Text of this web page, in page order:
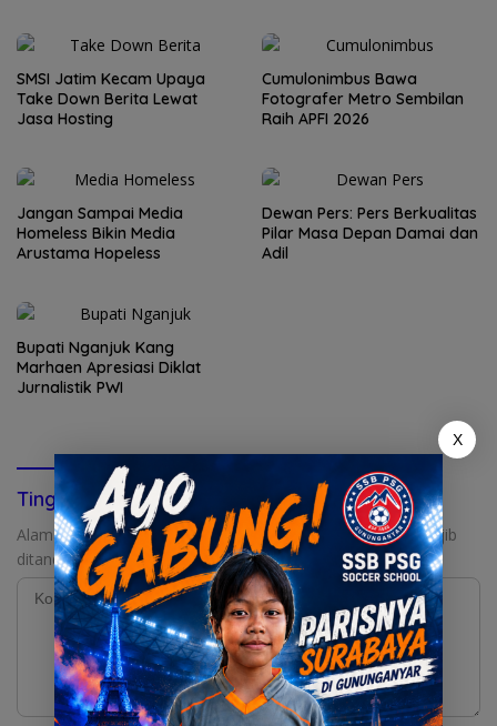
SMSI Jatim Kecam Upaya
Take Down Berita Lewat
Jasa Hosting
Cumulonimbus Bawa
Fotografer Metro Sembilan
Raih APFI 2026
Jangan Sampai Media
Homeless Bikin Media
Arustama Hopeless
Dewan Pers: Pers Berkualitas
Pilar Masa Depan Damai dan
Adil
Bupati Nganjuk Kang
Marhaen Apresiasi Diklat
Jurnalistik PWI
Tinggalkan Balasan
Alamat email Anda tidak akan dipublikasikan.
Ruas yang wajib
ditandai*
X